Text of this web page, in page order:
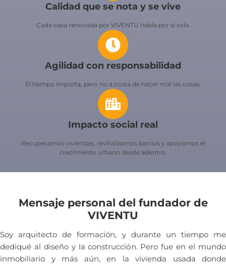
Calidad que se nota y se vive
Cada casa renovada por VIVENTU habla por sí sola.
Agilidad con responsabilidad
El tiempo importa, pero no a costa de hacer mal las cosas.
Impacto social real
Recuperamos viviendas, revitalizamos barrios y apoyamos el
crecimiento urbano desde adentro.
Mensaje personal del fundador de
VIVENTU
Soy arquitecto de formación, y durante un tiempo me
dediqué al diseño y la construcción. Pero fue en el mundo
inmobiliario y más aún, en la vivienda usada donde